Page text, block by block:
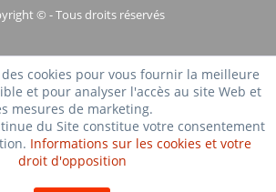
© - Tous droits réservés
cookies pour vous fournir la meilleure
et pour analyser l'accès au site Web et
mesures de marketing.
du Site constitue votre consentement
Informations sur les cookies et votre
droit d'opposition